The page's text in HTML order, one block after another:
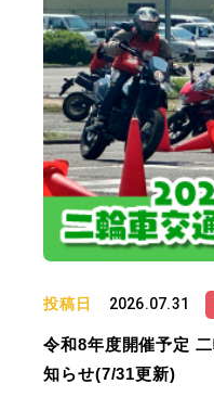
投稿日 2026.07.31
令和8年度開催予定
知らせ(7/31更新)